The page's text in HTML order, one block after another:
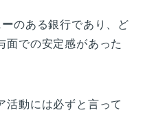
ーのある銀行であり、ど
面での安定感があった
活動には必ずと言って